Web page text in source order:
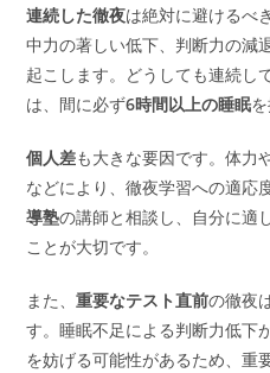
連続した徹夜は絶対に避けるべ
中力の著しい低下、判断力の減
起こします。どうしても連続し
は、間に必ず6時間以上の睡眠
個人差も大きな要因です。体力
などにより、徹夜学習への適応
導塾の講師と相談し、自分に適
ことが大切です。
また、重要なテスト直前の徹夜
す。睡眠不足による判断力低下
を妨げる可能性があるため、重